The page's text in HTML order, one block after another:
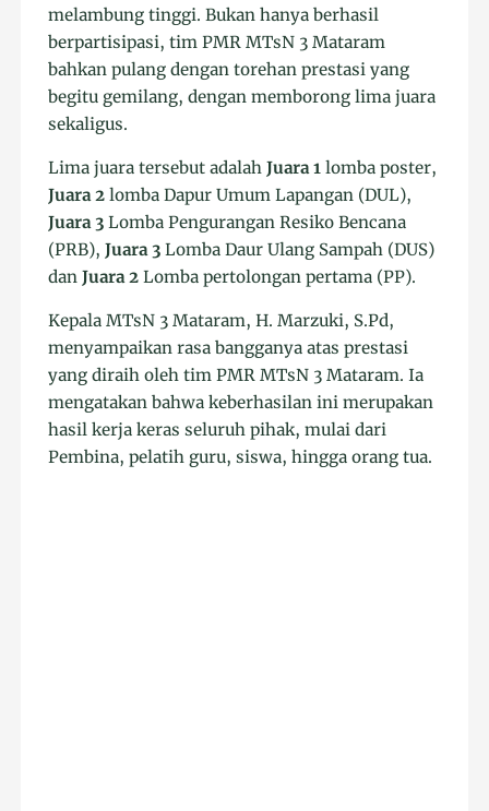
melambung tinggi. Bukan hanya berhasil
berpartisipasi, tim PMR MTsN 3 Mataram
bahkan pulang dengan torehan prestasi yang
begitu gemilang, dengan memborong lima juara
sekaligus.
Lima juara tersebut adalahJuara 1 lomba poster,
Juara 2 lomba Dapur Umum Lapangan (DUL),
Juara 3 Lomba Pengurangan Resiko Bencana
(PRB),Juara 3 Lomba Daur Ulang Sampah (DUS)
danJuara 2 Lomba pertolongan pertama (PP).
Kepala MTsN 3 Mataram, H. Marzuki, S.Pd,
menyampaikan rasa bangganya atas prestasi
yang diraih oleh tim PMR MTsN 3 Mataram. Ia
mengatakan bahwa keberhasilan ini merupakan
hasil kerja keras seluruh pihak, mulai dari
Pembina, pelatih guru, siswa, hingga orang tua.